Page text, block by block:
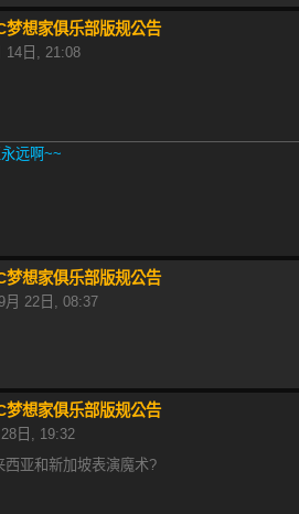
想家俱乐部版规公告
14日, 21:08
远啊~~
想家俱乐部版规公告
月 22日, 08:37
想家俱乐部版规公告
日, 19:32
亚和新加坡表演魔术?